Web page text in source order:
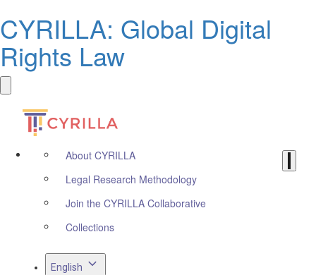
CYRILLA: Global Digital
Rights Law
About CYRILLA
Legal Research Methodology
Join the CYRILLA Collaborative
Collections
English